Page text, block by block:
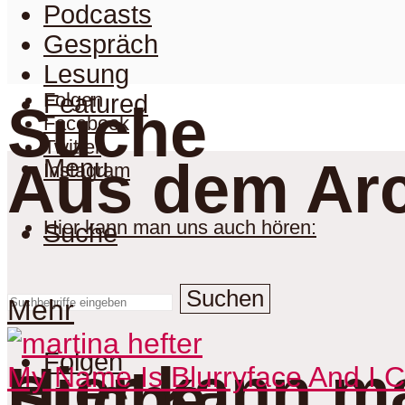
Folgen
Facebook
Twitter
Instagram
Hier kann man uns auch hören:
Suche
Suchen
Folgen
Podcasts
Gespräch
Lesung
Featured
Menu
Suche
Aus dem
Mehr
My Name Is Blurryface And I